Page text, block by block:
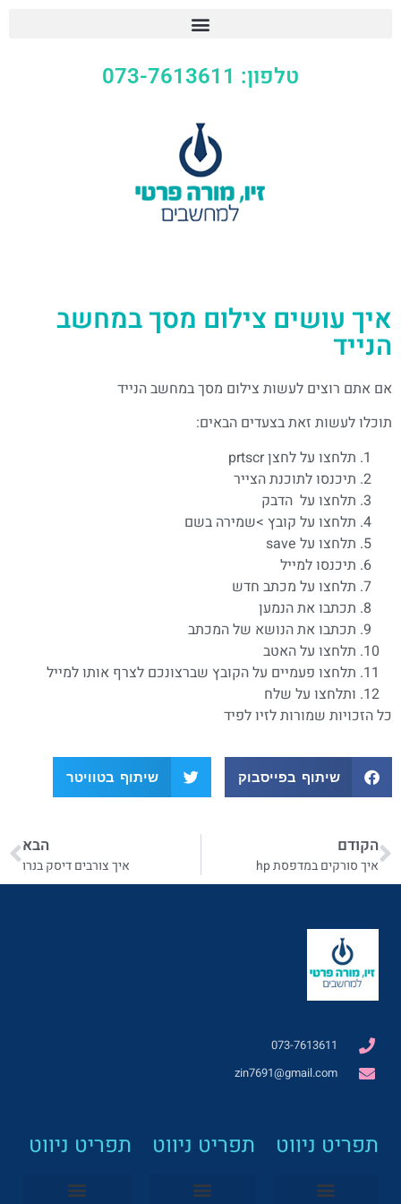
טלפון: 073-7613611
איך עושים צילום מסך במחשב
הנייד
אם אתם רוצים לעשות צילום מסך במחשב הנייד
תוכלו לעשות זאת בצעדים הבאים:
תלחצו על לחצן prtscr
תיכנסו לתוכנת הצייר
תלחצו על הדבק
תלחצו על קובץ >שמירה בשם
תלחצו על save
תיכנסו למייל
תלחצו על מכתב חדש
תכתבו את הנמען
תכתבו את הנושא של המכתב
תלחצו על האטב
תלחצו פעמיים על הקובץ שברצונכם לצרף אותו למייל
ותלחצו על שלח
כל הזכויות שמורות לזיו לפיד
שיתוף בפייסבוק שיתוף בטוויטר
הקודם
איך סורקים במדפסת hp
הבא
איך צורבים דיסק בנרו
073-7613611
zin7691@gmail.com
תפריט ניווט תפריט ניווט תפריט ניווט